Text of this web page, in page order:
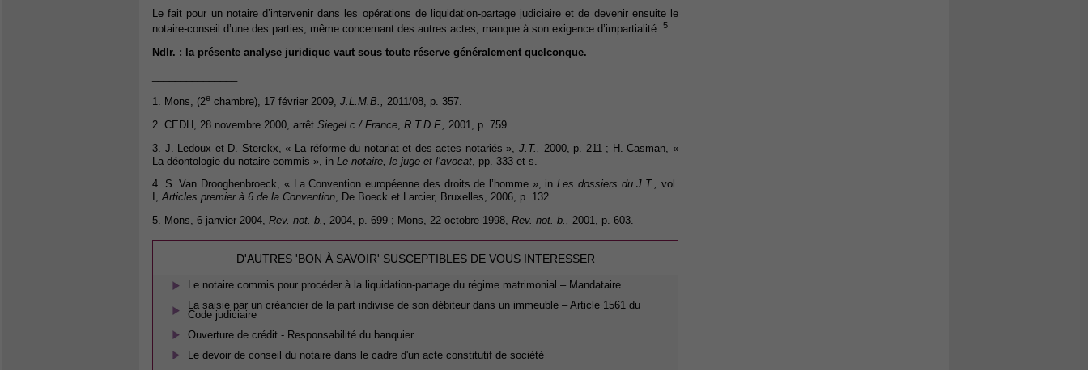
Le fait pour un notaire d’intervenir dans les opérations de liquidation-partage judiciaire et de devenir ensuite le
notaire-conseil d’une des parties, même concernant des autres actes, manque à son exigence d’impartialité. 5
Ndlr. : la présente analyse juridique vaut sous toute réserve généralement quelconque.
1. Mons, (2e chambre), 17 février 2009, J.L.M.B., 2011/08, p. 357.
2. CEDH, 28 novembre 2000, arrêt Siegel c./ France R.T.D.F.,
2001, p. 759.
3. J. Ledoux et D. Sterckx, « La réforme du notariat et des actes notariés »,J.T.,
2000, p. 211 ; H. Casman, «
La déontologie du notaire commis », in Le notaire, le juge et l’avocat , pp. 333 et s.
4. S. Van Drooghenbroeck, « La Convention européenne des droits de l’homme », inLes dossiers du J.T., vol.
I,Articles premier à 6 de la Convention, De Boeck et Larcier, Bruxelles, 2006, p. 132.
5. Mons, 6 janvier 2004, Rev. not. b., 2004, p. 699 ; Mons, 22 octobre 1998, Rev. not. b., 2001, p. 603.
D'AUTRES 'BON À SAVOIR' SUSCEPTIBLES DE VOUS INTERESSER
Le notaire commis pour procéder à la liquidation-partage du régime matrimonial – Mandataire
La saisie par un créancier de la part indivise de son débiteur dans un immeuble – Article 1561 du
Code judiciaire
Ouverture de crédit - Responsabilité du banquier
Le devoir de conseil du notaire dans le cadre d'un acte constitutif de société